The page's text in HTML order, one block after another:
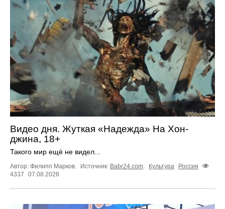
Видео дня. Жуткая «Надежда» На Хон-
джина, 18+
Такого мир ещё не видел...
Автор: Филипп Марков. Источник: Babr24.com Культура
Россия
4337
07.08.2026